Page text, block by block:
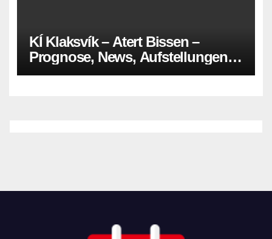
KÍ Klaksvík – Atert Bissen –
Prognose, News, Aufstellungen &
Tipp